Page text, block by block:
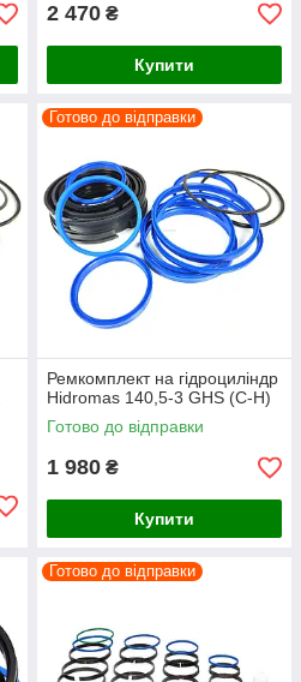
2 470 ₴
Купити
Готово до відправки
Ремкомплект на гідроциліндр
Hidromas 140,5-3 GHS (C-H)
Готово до відправки
1 980 ₴
Купити
Готово до відправки